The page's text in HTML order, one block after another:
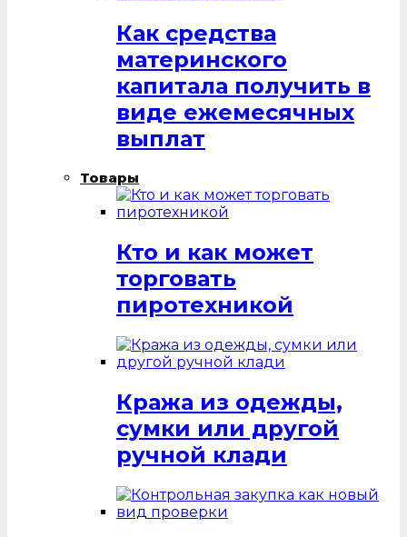
Как средства
материнского
капитала получить в
виде ежемесячных
выплат
Товары
Кто и как может
торговать
пиротехникой
Кража из одежды,
сумки или другой
ручной клади